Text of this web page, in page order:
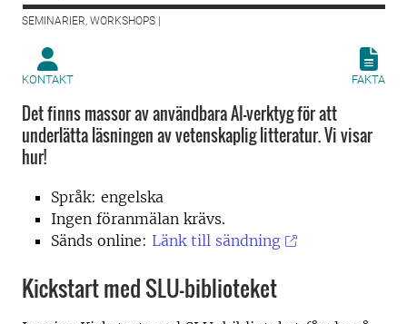
SEMINARIER, WORKSHOPS |
KONTAKT FAKTA
Det finns massor av användbara AI-verktyg för att
underlätta läsningen av vetenskaplig litteratur. Vi visar
hur!
Språk: engelska
Ingen föranmälan krävs.
Sänds online: Länk till sändning
Kickstart med SLU-biblioteket